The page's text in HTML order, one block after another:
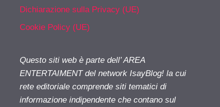
Dichiarazione sulla Privacy (UE)
Cookie Policy (UE)
Questo siti web è parte dell’ AREA
ENTERTAIMENT del network IsayBlog! la cui
rete editoriale comprende siti tematici di
informazione indipendente che contano sul